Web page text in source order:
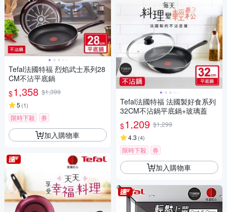
Tefal法國特福 烈焰武士系列28
CM不沾平底鍋
$1,358 $1,399
5 (1)
限時下殺 券
加入購物車
Tefal法國特福 法國製好食系列
32CM不沾鍋平底鍋+玻璃蓋
$1,209 $1,299
4.3 (4)
限時下殺 券
加入購物車